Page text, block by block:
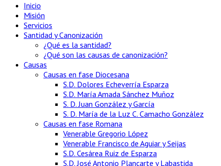
Inicio
Misión
Servicios
Santidad y Canonización
¿Qué es la santidad?
¿Qué son las causas de canonización?
Causas
Causas en fase Diocesana
S.D. Dolores Echeverría Esparza
S.D. María Amada Sánchez Muñoz
S. D. Juan González y García
S. D. María de la Luz C. Camacho González
Causas en fase Romana
Venerable Gregorio López
Venerable Francisco de Aguiar y Seijas
S.D. Cesárea Ruiz de Esparza
S.D. José Antonio Plancarte y Labastida